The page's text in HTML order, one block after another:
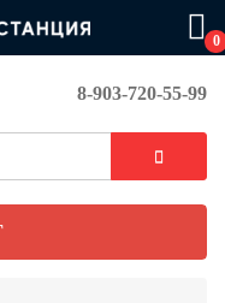
0
8-903-720-55-99